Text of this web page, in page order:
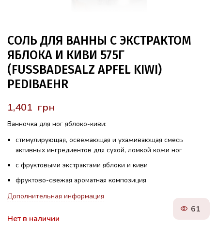
СОЛЬ ДЛЯ ВАННЫ С ЭКСТРАКТОМ
ЯБЛОКА И КИВИ 575Г
(FUSSBADESALZ APFEL KIWI) P
EDIBAEHR
грн
Ванночка для ног яблоко-киви:
стимулирующая, освежающая и ухаживающая смесь
активных ингредиентов для сухой, ломкой кожи ног
с фруктовыми экстрактами яблоки и киви
фруктово-свежая ароматная композиция
Дополнительная информация
Нет в наличии
61